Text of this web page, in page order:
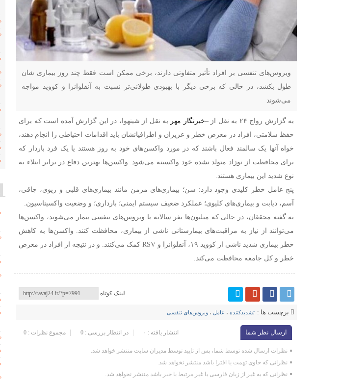
ویروس‌های تنفسی بر افراد تأثیر متفاوتی دارند، برخی ممکن است فقط چند روز بیماری شان
طول بکشد، در حالی که برخی دیگر با بهبودی طولانی‌تر نسبت به آنفلوانزا و کووید مواجه
می‌شوند
به گزارش رواج ۲۴ به نقل از – خبرنگار مهر به نقل از شینهوا، در این گزارش آمده است که برای
حفظ سلامتی، افراد در معرض خطر و عزیزان و اطرافیانشان باید اقدامات احتیاطی را انجام دهند،
خواه آنها یک سالمند فعال باشند که در مورد واکسن‌های خود به روز هستند یا یک فرد باردار که
برای محافظت از نوزاد متولد نشده خود واکسینه می‌شود. واکسن‌ها بهترین دفاع در برابر ابتلاء به
نوع شدید این بیماری هستند.
پنج عامل خطر کلیدی وجود دارد: سن؛ بیماری‌های مزمن مانند بیماری‌های قلبی و ریوی، چاقی،
آسم، دیابت و بیماری‌های کلیوی؛ عملکرد ضعیف سیستم ایمنی؛ بارداری؛ و وضعیت واکسیناسیون.
به گفته محققان، در حالی که میلیون‌ها نفر سالانه با ویروس‌های تنفسی بیمار می‌شوند، واکسن‌ها
می‌توانند از نیاز به مراقبت‌های بیمارستانی ناشی از بیماری، محافظت کنند. واکسن‌ها به کاهش
خطر بیماری شدید ناشی از کووید ۱۹، آنفلوانزا و RSV کمک می‌کنند. و در نتیجه از افراد در معرض
خطر و کل جامعه محافظت می‌کند.
لینک کوتاه
برچسب ها : تشدیدکننده ، عامل ، ویروس‌های تنفسی
ارسال نظر شما مجموع نظرات : 0 در انتظار بررسی : 0 انتشار یافته : ۰
نظرات ارسال شده توسط شما، پس از تایید توسط مدیران سایت منتشر خواهد شد.
نظراتی که حاوی تهمت یا افترا باشد منتشر نخواهد شد.
نظراتی که به غیر از زبان فارسی یا غیر مرتبط با خبر باشد منتشر نخواهد شد.